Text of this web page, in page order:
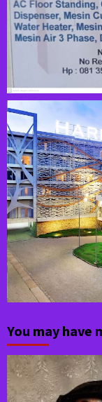
You may have